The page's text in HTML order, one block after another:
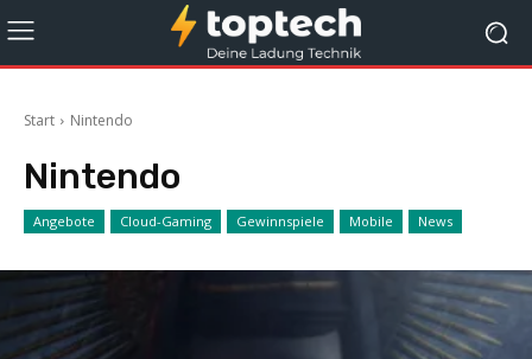
Start Nintendo
Nintendo
Angebote Cloud-Gaming Gewinnspiele Mobile News